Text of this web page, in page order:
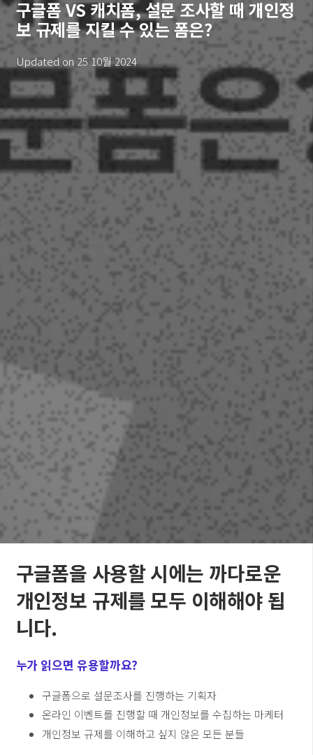
구글폼 VS 캐치폼, 설문 조사할 때 개인정
보 규제를 지킬 수 있는 폼은?
Updated on 25 10월 2024
구글폼을 사용할 시에는 까다로운
개인정보 규제를 모두 이해해야 됩
니다.
누가 읽으면 유용할까요?
구글폼으로 설문조사를 진행하는 기획자
온라인 이벤트를 진행할 때 개인정보를 수집하는 마케터
개인정보 규제를 이해하고 싶지 않은 모든 분들